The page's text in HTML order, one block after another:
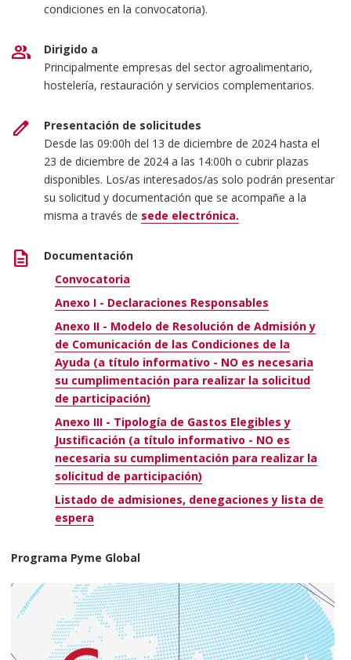
condiciones en la convocatoria).
group
Dirigido a
Principalmente empresas del sector agroalimentario,
hostelería, restauración y servicios complementarios.
edit
Presentación de solicitudes
Desde las 09:00h del 13 de diciembre de 2024 hasta el
23 de diciembre de 2024 a las 14:00h o cubrir plazas
disponibles. Los/as interesados/as solo podrán presentar
su solicitud y documentación que se acompañe a la
misma a través de sede electrónica.
description
Documentación
Convocatoria
Anexo I - Declaraciones Responsables
Anexo II - Modelo de Resolución de Admisión y
de Comunicación de las Condiciones de la
Ayuda (a título informativo - NO es necesaria
su cumplimentación para realizar la solicitud
de participación)
Anexo III - Tipología de Gastos Elegibles y
Justificación (a título informativo - NO es
necesaria su cumplimentación para realizar la
solicitud de participación)
Listado de admisiones, denegaciones y lista de
espera
Programa Pyme Global